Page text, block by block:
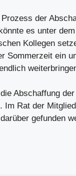
der
es unter
Kollegen
Sommerzeit ein
Abschaffung
Im Rat der
gefunden